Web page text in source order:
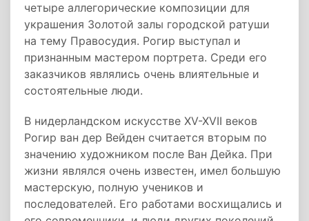
четыре аллегорические композиции для
украшения Золотой залы городской ратуши
на тему Правосудия. Рогир выступал и
признанным мастером портрета. Среди его
заказчиков являлись очень влиятельные и
состоятельные люди.
В нидерландском искусстве XV-XVII веков
Рогир ван дер Вейден считается вторым по
значению художником после Ван Дейка. При
жизни являлся очень известен, имел большую
мастерскую, полную учеников и
последователей. Его работами восхищались и